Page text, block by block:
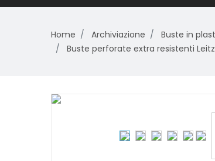
Home Archiviazione Buste in
Buste perforate extra resistenti